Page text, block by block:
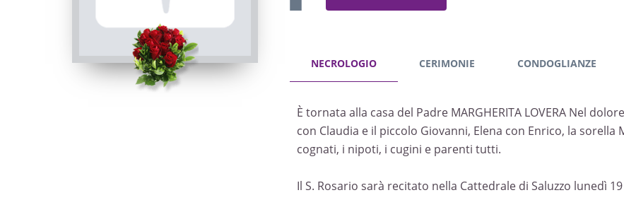
NECROLOGIO CERIMONIE CONDOGLIANZE
È tornata alla casa del Padre MARGHERITA LOVERA Nel
con Claudia e il piccolo Giovanni, Elena con Enrico, la
cognati, i nipoti, i cugini e parenti tutti.
Il S. Rosario sarà recitato nella Cattedrale di Saluzzo lunedì